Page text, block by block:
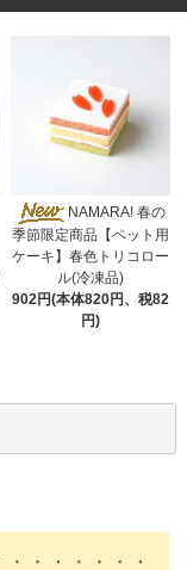
NAMARA! 春の
季節限定商品【ペット用
ケーキ】春色トリコロー
ル(冷凍品)
902円(本体820円、税82
円)